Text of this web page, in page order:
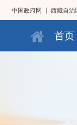
中国政府网 西藏自治
首页